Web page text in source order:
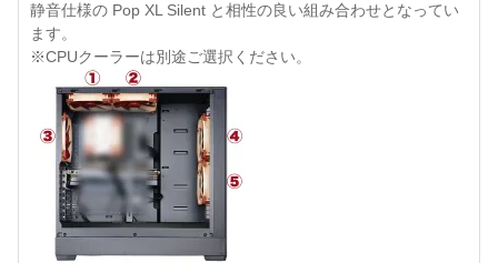
静音仕様の Pop XL Silent と相性の良い組み合わせとなってい
ます。
※CPUクーラーは別途ご選択ください。